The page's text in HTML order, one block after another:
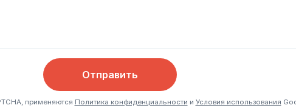
Отправить
применяются Политика конфиденциальности и Условия использования